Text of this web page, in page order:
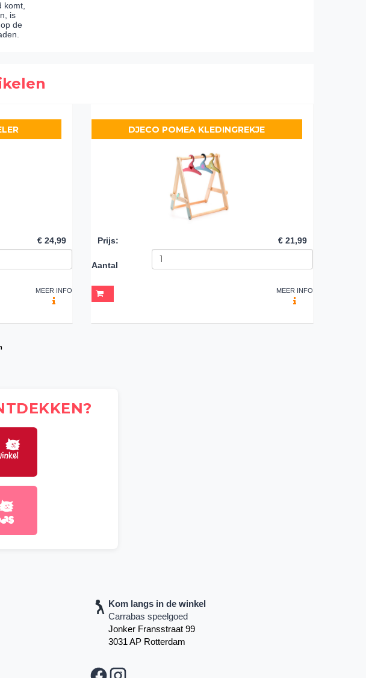
komt,
is
de
€ 24,99
MEER INFO
DJECO POMEA KLEDINGREKJE
Prijs: € 21,99
Aantal
MEER INFO
Kom langs in de winkel
Carrabas speelgoed
Jonker Fransstraat 99
3031 AP Rotterdam